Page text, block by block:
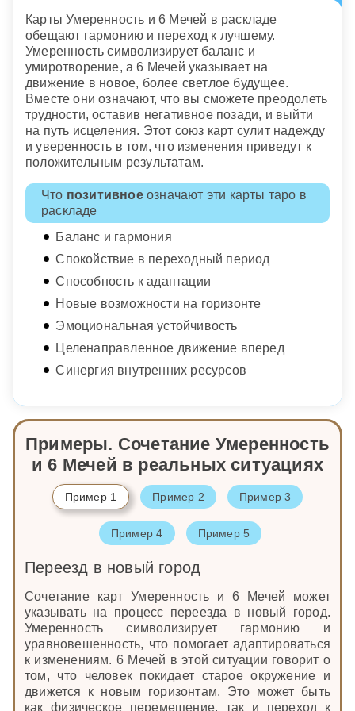
Карты Умеренность и 6 Мечей в раскладе
обещают гармонию и переход к лучшему.
Умеренность символизирует баланс и
умиротворение, а 6 Мечей указывает на
движение в новое, более светлое будущее.
Вместе они означают, что вы сможете преодолеть
трудности, оставив негативное позади, и выйти
на путь исцеления. Этот союз карт сулит надежду
и уверенность в том, что изменения приведут к
положительным результатам.
Что позитивноеозначают эти карты таро в
раскладе
Баланс и гармония
Спокойствие в переходный период
Способность к адаптации
Новые возможности на горизонте
Эмоциональная устойчивость
Целенаправленное движение вперед
Синергия внутренних ресурсов
Примеры. Сочетание Умеренность
и 6 Мечей в реальных ситуациях
Пример 1 Пример 2 Пример 3
Пример 4 Пример 5
Переезд в новый город
Сочетание карт Умеренность и 6 Мечей может
указывать на процесс переезда в новый город.
Умеренность символизирует гармонию и
уравновешенность, что помогает адаптироваться
к изменениям. 6 Мечей в этой ситуации говорит о
том, что человек покидает старое окружение и
движется к новым горизонтам. Это может быть
как физическое перемещение, так и переход к